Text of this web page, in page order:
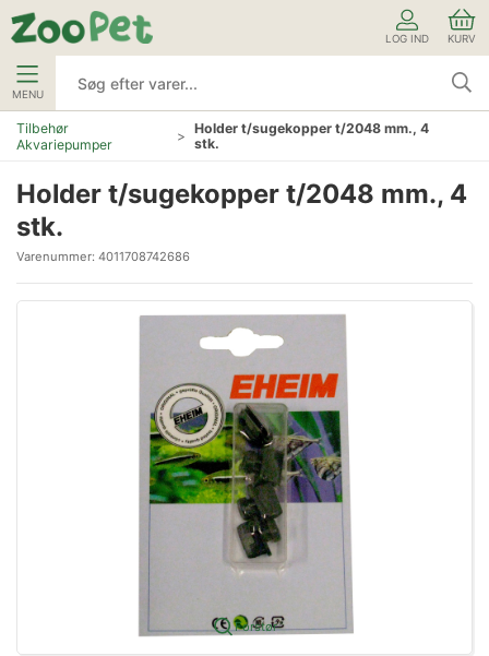
LOG IND KURV
MENU
Tilbehør
Akvariepumper
Holder t/sugekopper t/2048 mm., 4
stk.
Holder t/sugekopper t/2048 mm., 4
stk.
Varenummer: 4011708742686
Forstør